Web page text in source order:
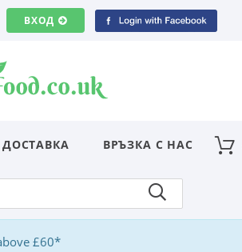
ВХОД
ДОСТАВКА ВРЪЗКА С НАС
£60*